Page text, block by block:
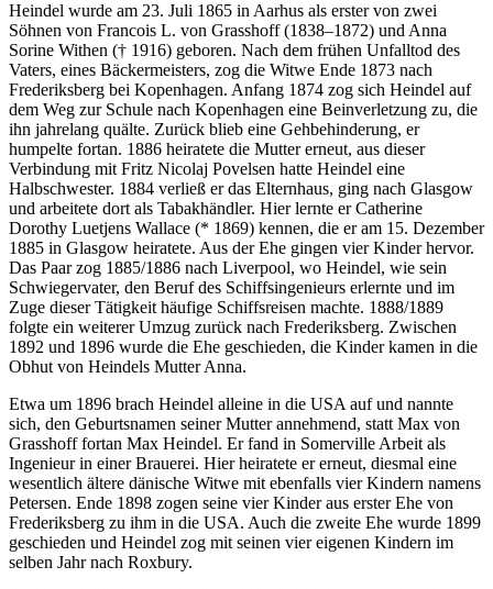
Heindel wurde am 23. Juli 1865 in Aarhus als erster von zwei
Söhnen von Francois L. von Grasshoff (1838–1872) und Anna
Sorine Withen († 1916) geboren. Nach dem frühen Unfalltod des
Vaters, eines Bäckermeisters, zog die Witwe Ende 1873 nach
Frederiksberg bei Kopenhagen. Anfang 1874 zog sich Heindel auf
dem Weg zur Schule nach Kopenhagen eine Beinverletzung zu, die
ihn jahrelang quälte. Zurück blieb eine Gehbehinderung, er
humpelte fortan. 1886 heiratete die Mutter erneut, aus dieser
Verbindung mit Fritz Nicolaj Povelsen hatte Heindel eine
Halbschwester. 1884 verließ er das Elternhaus, ging nach Glasgow
und arbeitete dort als Tabakhändler. Hier lernte er Catherine
Dorothy Luetjens Wallace (* 1869) kennen, die er am 15. Dezember
1885 in Glasgow heiratete. Aus der Ehe gingen vier Kinder hervor.
Das Paar zog 1885/1886 nach Liverpool, wo Heindel, wie sein
Schwiegervater, den Beruf des Schiffsingenieurs erlernte und im
Zuge dieser Tätigkeit häufige Schiffsreisen machte. 1888/1889
folgte ein weiterer Umzug zurück nach Frederiksberg. Zwischen
1892 und 1896 wurde die Ehe geschieden, die Kinder kamen in die
Obhut von Heindels Mutter Anna.
Etwa um 1896 brach Heindel alleine in die USA auf und nannte
sich, den Geburtsnamen seiner Mutter annehmend, statt Max von
Grasshoff fortan Max Heindel. Er fand in Somerville Arbeit als
Ingenieur in einer Brauerei. Hier heiratete er erneut, diesmal eine
wesentlich ältere dänische Witwe mit ebenfalls vier Kindern namens
Petersen. Ende 1898 zogen seine vier Kinder aus erster Ehe von
Frederiksberg zu ihm in die USA. Auch die zweite Ehe wurde 1899
geschieden und Heindel zog mit seinen vier eigenen Kindern im
selben Jahr nach Roxbury.